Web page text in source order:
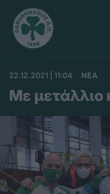
22.12.2021 | 11:04 ΝΕΑ
Με μετάλλιο